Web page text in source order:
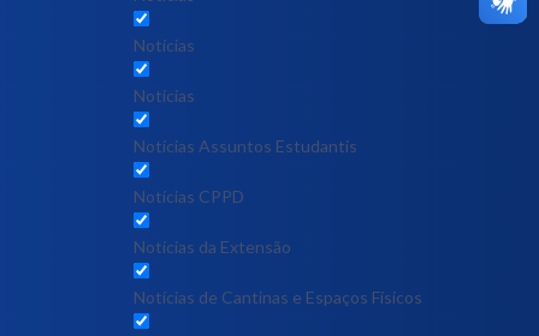
Notícias
Notícias
Notícias Assuntos Estudantis
Notícias CPPD
Notícias da Extensão
Notícias de Cantinas e Espaços Físicos